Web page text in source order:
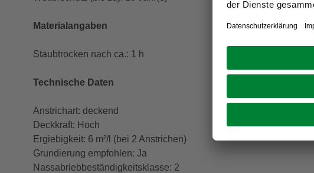
Materialangaben
Staubtrocken nach ca.: 1 h
Technische Daten
Anstrichart: deckend
Deckkraft: Hoch
Ergiebigkeit: 6 m²/l (bei 2 Anstrichen)
Grundierung empfohlen: Ja
Nassabriebbeständigkeitsklasse: 2